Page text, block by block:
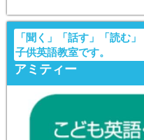
「聞く」「話す」「読む
子供英語教室です。
アミティー